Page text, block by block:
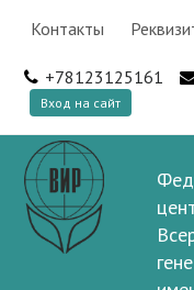
Контакты
+78123125161
Вход на сайт